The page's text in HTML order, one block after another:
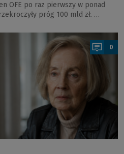
OFE po raz pierwszy w ponad
próg 100 mld zł. …
0